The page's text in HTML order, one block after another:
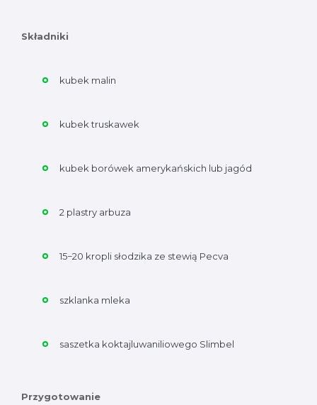
Składniki
kubek malin
kubek truskawek
kubek borówek amerykańskich lub jagód
2 plastry arbuza
15−20 kropli słodzika ze stewią Pecva
szklanka mleka
saszetka koktajluwaniliowego Slimbel
Przygotowanie